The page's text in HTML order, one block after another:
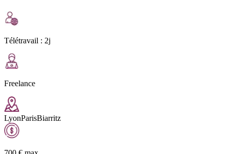
Télétravail : 2j
Freelance
LyonParisBiarritz